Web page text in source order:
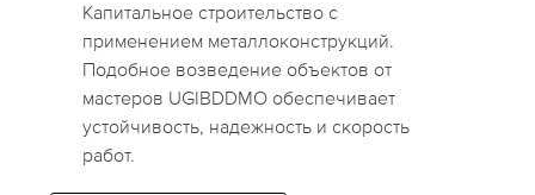
Капитальное строительство с
применением металлоконструкций.
Подобное возведение объектов от
мастеров UGIBDDMO обеспечивает
устойчивость, надежность и скорость
работ.